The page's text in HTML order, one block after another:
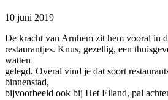
10 juni 2019
De kracht van Arnhem zit hem vooral in
restaurantjes. Knus, gezellig, een
watten
gelegd. Overal vind je dat soort
binnenstad,
bijvoorbeeld ook bij Het Eiland, pal